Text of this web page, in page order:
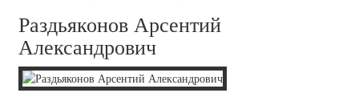
Раздьяконов Арсентий
Александрович